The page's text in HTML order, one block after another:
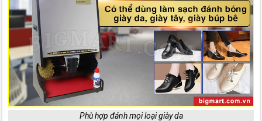
Phù hợp đánh mọi loại giày da